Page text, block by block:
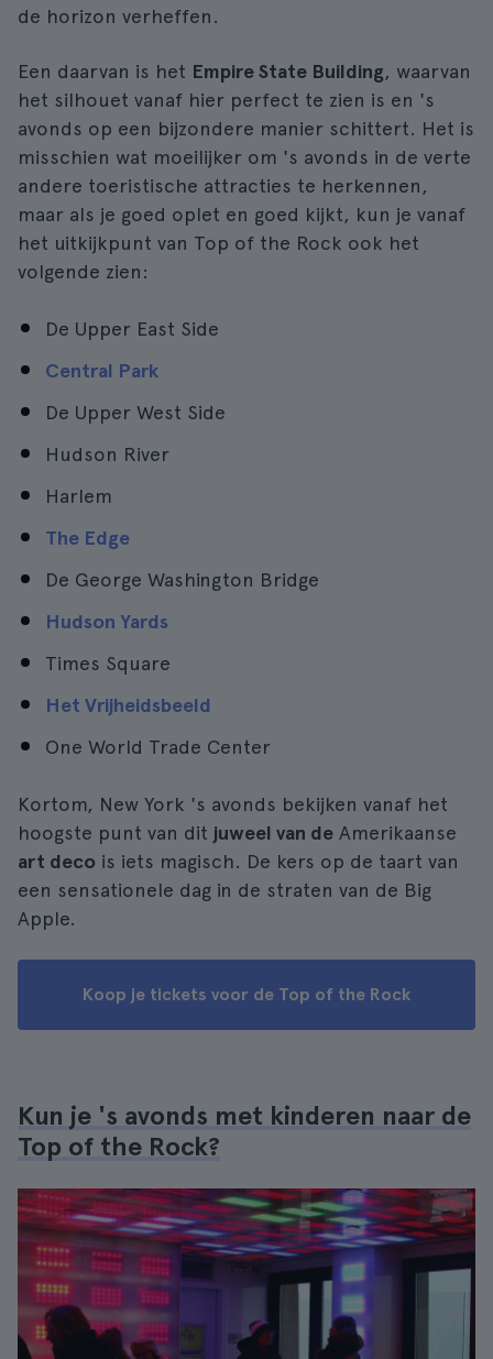
de horizon verheffen.
Een daarvan is het Empire State Building, waarvan
het silhouet vanaf hier perfect te zien is en 's
avonds op een bijzondere manier schittert. Het is
misschien wat moeilijker om 's avonds in de verte
andere toeristische attracties te herkennen,
maar als je goed oplet en goed kijkt, kun je vanaf
het uitkijkpunt van Top of the Rock ook het
volgende zien:
De Upper East Side
Central Park
De Upper West Side
Hudson River
Harlem
The Edge
De George Washington Bridge
Hudson Yards
Times Square
Het Vrijheidsbeeld
One World Trade Center
Kortom, New York 's avonds bekijken vanaf het
hoogste punt van dit juweel van de Amerikaanse
art deco is iets magisch. De kers op de taart van
een sensationele dag in de straten van de Big
Apple.
Koop je tickets voor de Top of the Rock
Kun je 's avonds met kinderen naar de
Top of the Rock?